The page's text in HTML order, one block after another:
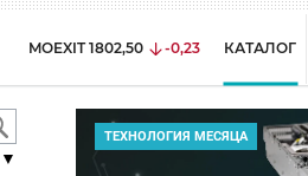
MOEXIT 1802,50 -0,23 КАТАЛОГ
ТЕХНОЛОГИЯ МЕСЯЦА